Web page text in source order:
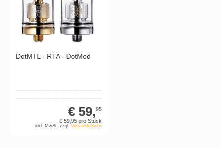
DotMTL - RTA - DotMod
€ 59,95
€ 59,95 pro Stück
inkl. MwSt. zzgl.Versandkosten